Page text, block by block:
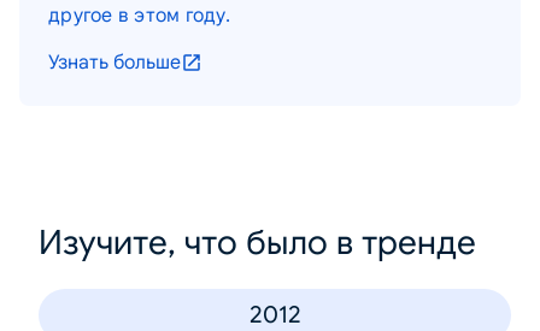
другое в этом году.
Узнать больше
Изучите, что было в тренде
2012